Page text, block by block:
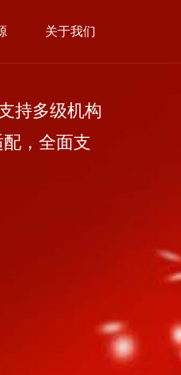
关于我们
持多级机构
，全面支